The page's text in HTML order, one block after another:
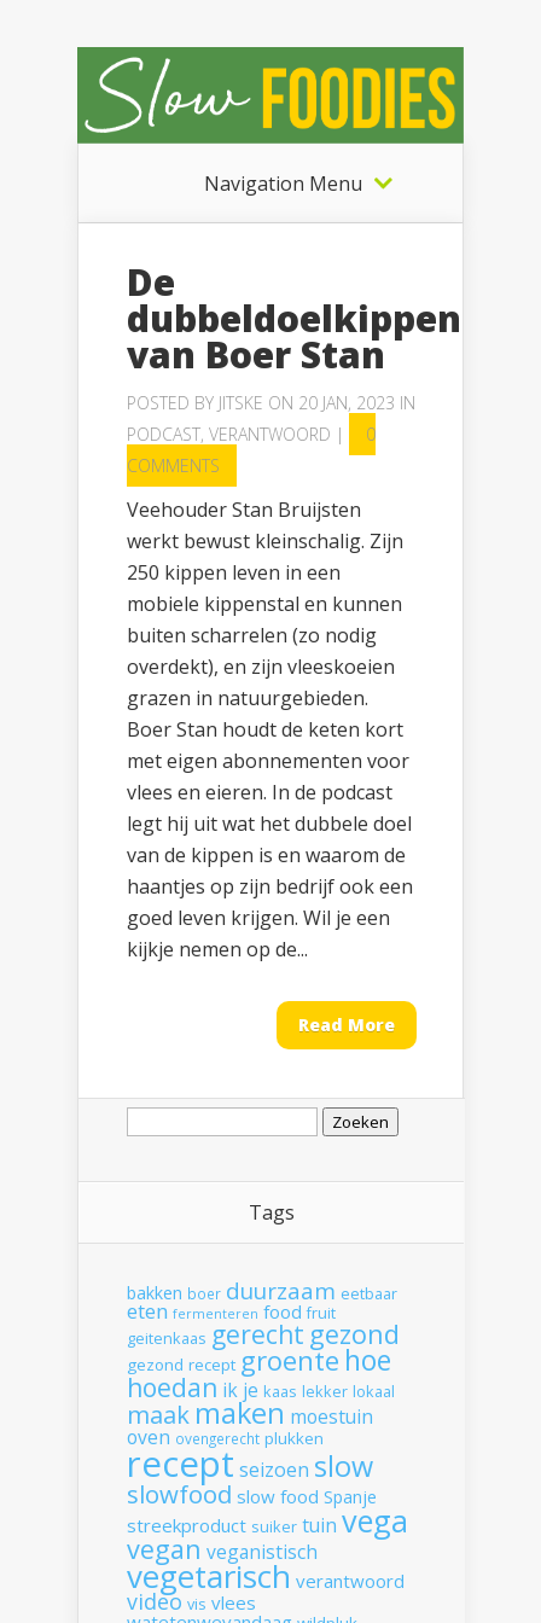
Navigation Menu
De
dubbeldoelkippen
van Boer Stan
POSTED BY JITSKE ON 20 JAN, 2023 IN
PODCAST, VERANTWOORD |
0
COMMENTS
Veehouder Stan Bruijsten
werkt bewust kleinschalig. Zijn
250 kippen leven in een
mobiele kippenstal en kunnen
buiten scharrelen (zo nodig
overdekt), en zijn vleeskoeien
grazen in natuurgebieden.
Boer Stan houdt de keten kort
met eigen abonnementen voor
vlees en eieren. In de podcast
legt hij uit wat het dubbele doel
van de kippen is en waarom de
haantjes op zijn bedrijf ook een
goed leven krijgen. Wil je een
kijkje nemen op de...
Read More
Zoeken
Tags
bakken boer duurzaam eetbaar
eten fermenteren food fruit
geitenkaas gerecht gezond
gezond recept groente hoe
hoedan ik je kaas lekker lokaal
maak maken moestuin
oven ovengerecht plukken
recept seizoen slow
slowfood slow food Spanje
streekproduct suiker tuin vega
vegan veganistisch
vegetarisch verantwoord
video vis vlees